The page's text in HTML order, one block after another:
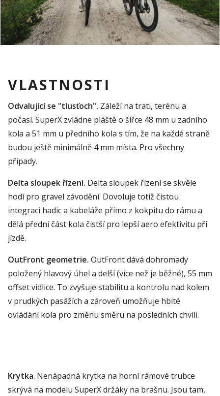
VLASTNOSTI
Odvalující se "tlusťoch". Záleží na trati, terénu a
počasí. SuperX zvládne pláště o šířce 48 mm u zadního
kola a 51 mm u předního kola s tím, že na každé straně
budou ještě minimálně 4 mm místa. Pro všechny
případy.
Delta sloupek řízení. Delta sloupek řízení se skvěle
hodí pro gravel závodění. Dovoluje totiž čistou
integraci hadic a kabeláže přímo z kokpitu do rámu a
dělá přední část kola čistší pro lepší aero efektivitu při
jízdě.
OutFront geometrie. OutFront dává dohromady
položený hlavový úhel a delší (více než je běžné), 55 mm
offset vidlice. To zvyšuje stabilitu a kontrolu nad kolem
v prudkých pasážích a zároveň umožňuje hbité
ovládání kola pro změnu směru na posledních chvíli.
Krytka. Nenápadná krytka na horní rámové trubce
skrývá na modelu SuperX držáky na brašnu. Jsou tam,